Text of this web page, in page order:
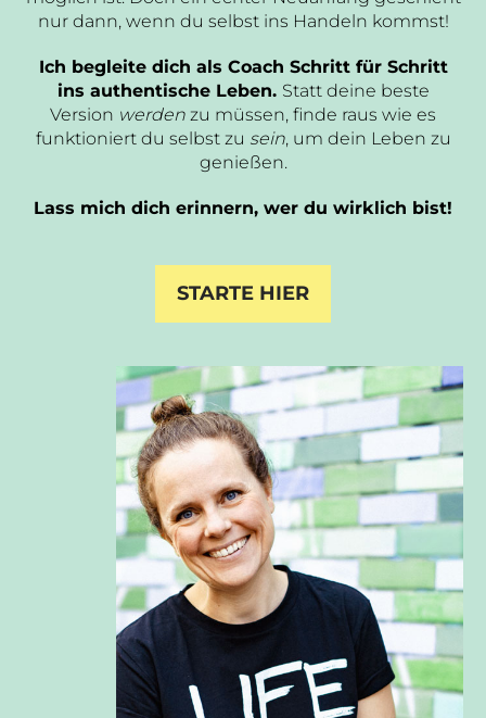
nur dann, wenn du selbst ins Handeln kommst!
Ich begleite dich als Coach Schritt für Schritt
ins authentische Leben. Statt deine beste
Version werden zu müssen, finde raus wie es
funktioniert du selbst zu sein, um dein Leben zu
genießen.
Lass mich dich erinnern, wer du wirklich bist!
STARTE HIER